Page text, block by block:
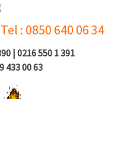
: 0850 640 06 34
| 0216 550 1 391
433 00 63